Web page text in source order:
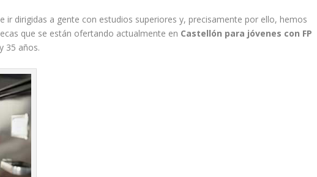
ir dirigidas a gente con estudios superiores y, precisamente por ello, hemos
que se están ofertando actualmente en Castellón para jóvenes con FP
35 años.